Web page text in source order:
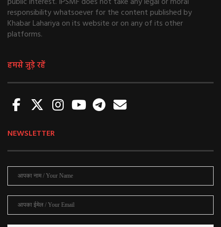
responsibility whatsoever for the content published by
Khabar Lahariya on its website or on any of its other
platforms.
हमसे जुड़े रहें
NEWSLETTER